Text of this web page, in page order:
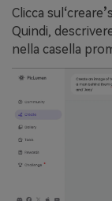
Clicca sul ‘creare’
Quindi,
nella casella